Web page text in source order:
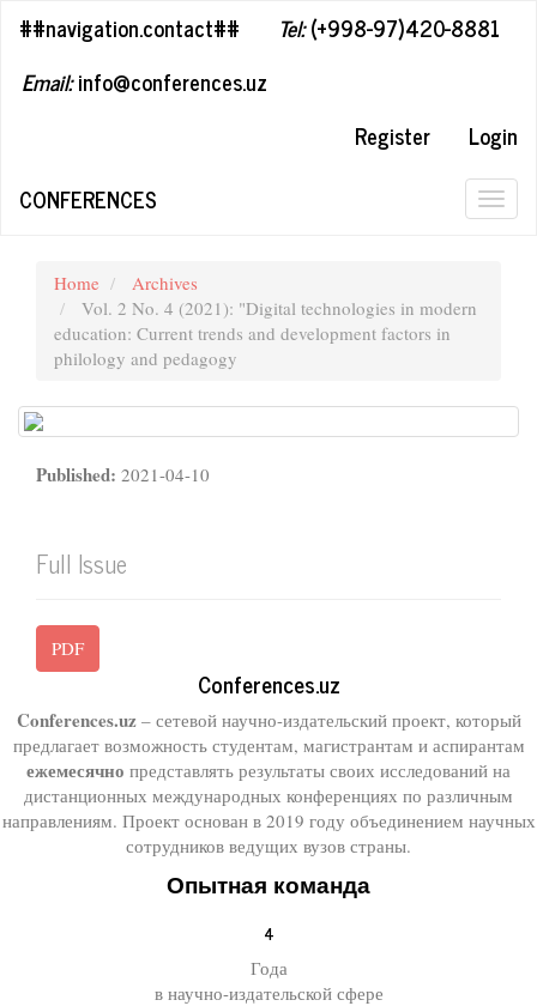
##plugins.themes.bootstrap3.accessible_menu.sidebar##
##navigation.contact## Tel:(+998-97)420-8881
Email:info@conferences.uz
Register
Login
CONFERENCES
Home
Archives
Vol. 2 No. 4 (2021): "Digital technologies in modern
education: Current trends and development factors in
philology and pedagogy
Published: 2021-04-10
Full Issue
PDF
Conferences.uz
Conferences.uz– сетевой научно-издательский проект, который
предлагает возможность студентам, магистрантам и аспирантам
ежемесячно представлять результаты своих исследований на
дистанционных международных конференциях по различным
направлениям. Проект основан в 2019 году объединением научных
сотрудников ведущих вузов страны.
Опытная команда
4
Года
в научно-издательской сфере